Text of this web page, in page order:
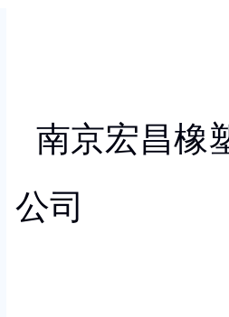
南京宏昌橡
公司